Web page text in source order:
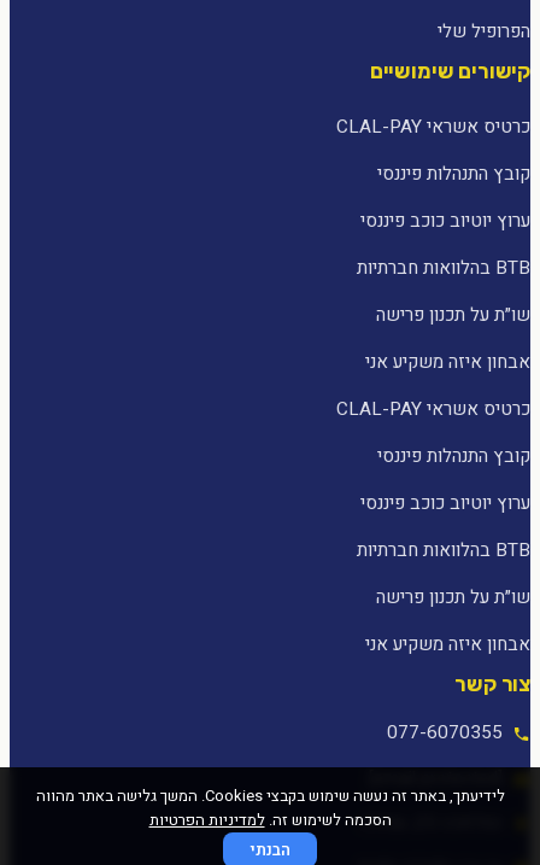
הפרופיל שלי
קישורים שימושיים
כרטיס אשראי CLAL-PAY
קובץ התנהלות פיננסי
ערוץ יוטיוב כוכב פיננסי
BTB בהלוואות חברתיות
שו״ת על תכנון פרישה
אבחון איזה משקיע אני
כרטיס אשראי CLAL-PAY
קובץ התנהלות פיננסי
ערוץ יוטיוב כוכב פיננסי
BTB בהלוואות חברתיות
שו״ת על תכנון פרישה
אבחון איזה משקיע אני
צור קשר
077-6070355
לידיעתך, באתר זה נעשה שימוש בקבצי Cookies. המשך גלישה באתר מהווה
הסכמה לשימוש זה.למדיניות הפרטיות
הבנתי